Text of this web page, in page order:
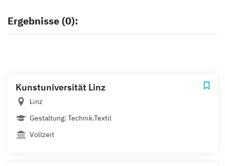
Ergebnisse (0):
Kunstuniversität Linz
Linz
Gestaltung: Technik.Textil
Vollzeit